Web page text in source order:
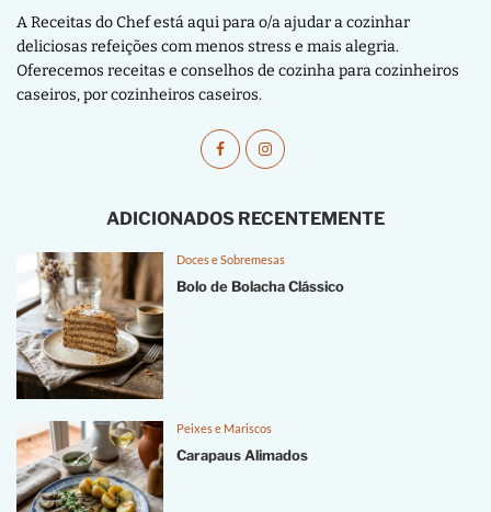
A Receitas do Chef está aqui para o/a ajudar a cozinhar
deliciosas refeições com menos stress e mais alegria.
Oferecemos receitas e conselhos de cozinha para cozinheiros
caseiros, por cozinheiros caseiros.
ADICIONADOS RECENTEMENTE
Doces e Sobremesas
Bolo de Bolacha Clássico
Peixes e Mariscos
Carapaus Alimados